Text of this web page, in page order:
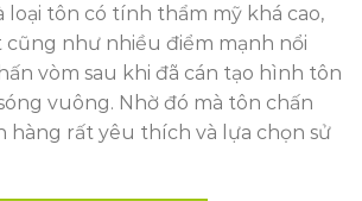
loại tôn có tính thẩm mỹ khá cao,
cũng như nhiều điểm mạnh nổi
vòm sau khi đã cán tạo hình tôn
vuông. Nhờ đó mà tôn chấn
hàng rất yêu thích và lựa chọn sử